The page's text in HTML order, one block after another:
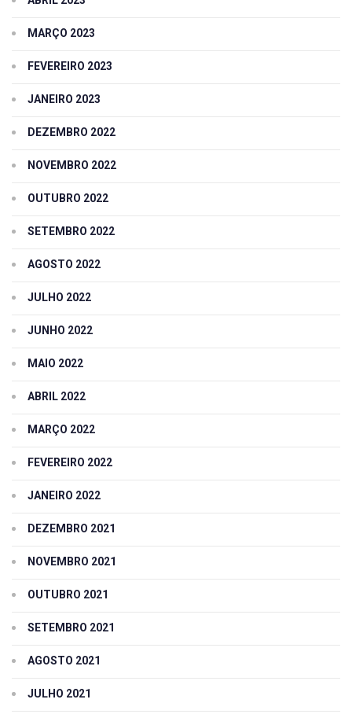
MARÇO 2023
FEVEREIRO 2023
JANEIRO 2023
DEZEMBRO 2022
NOVEMBRO 2022
OUTUBRO 2022
SETEMBRO 2022
AGOSTO 2022
JULHO 2022
JUNHO 2022
MAIO 2022
ABRIL 2022
MARÇO 2022
FEVEREIRO 2022
JANEIRO 2022
DEZEMBRO 2021
NOVEMBRO 2021
OUTUBRO 2021
SETEMBRO 2021
AGOSTO 2021
JULHO 2021